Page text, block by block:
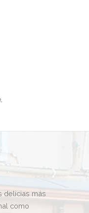
delicias más
como